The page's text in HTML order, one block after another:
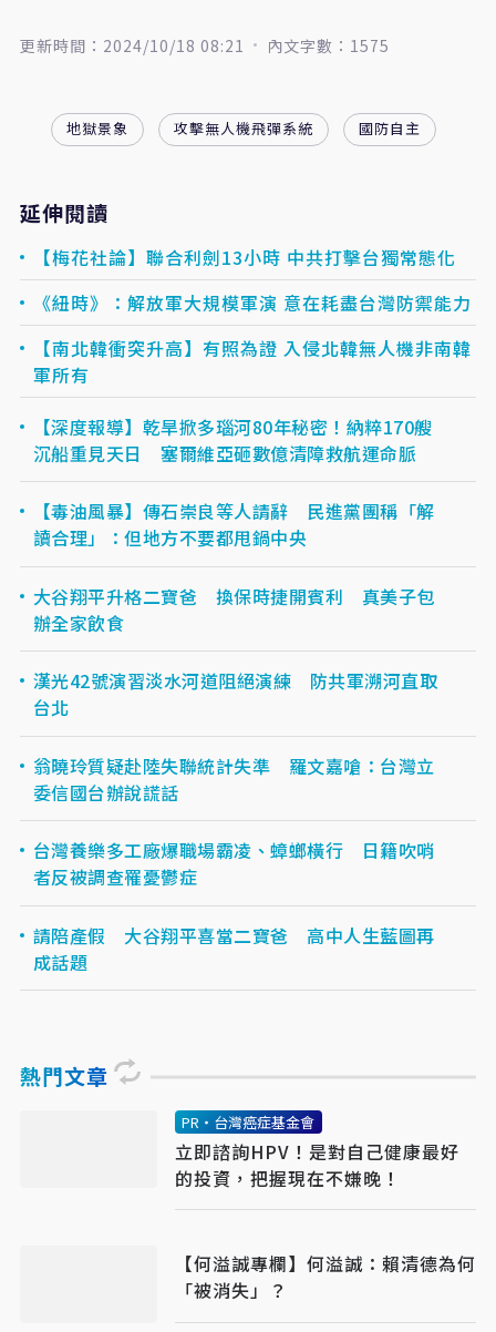
更新時間：2024/10/18 08:21 內文字數：1575
地獄景象 攻擊無人機飛彈系統 國防自主
延伸閱讀
【梅花社論】聯合利劍13小時 中共打擊台獨常態化
《紐時》：解放軍大規模軍演 意在耗盡台灣防禦能力
【南北韓衝突升高】有照為證 入侵北韓無人機非南韓
軍所有
【深度報導】乾旱掀多瑙河80年秘密！納粹170艘
沉船重見天日 塞爾維亞砸數億清障救航運命脈
【毒油風暴】傳石崇良等人請辭 民進黨團稱「解
讀合理」：但地方不要都甩鍋中央
大谷翔平升格二寶爸 換保時捷開賓利 真美子包
辦全家飲食
漢光42號演習淡水河道阻絕演練 防共軍溯河直取
台北
翁曉玲質疑赴陸失聯統計失準 羅文嘉嗆：台灣立
委信國台辦說謊話
台灣養樂多工廠爆職場霸凌、蟑螂橫行 日籍吹哨
者反被調查罹憂鬱症
請陪產假 大谷翔平喜當二寶爸 高中人生藍圖再
成話題
熱門文章
PR・台灣癌症基金會
立即諮詢HPV！是對自己健康最好
的投資，把握現在不嫌晚！
【何溢誠專欄】何溢誠：賴清德為何
「被消失」？